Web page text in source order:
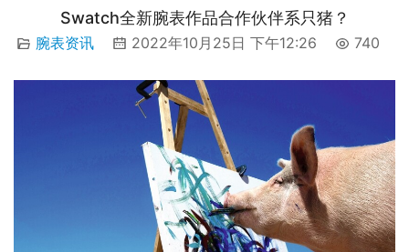
Swatch全新腕表作品合作伙伴系只猪？
腕表资讯 2022年10月25日 下午12:26 740